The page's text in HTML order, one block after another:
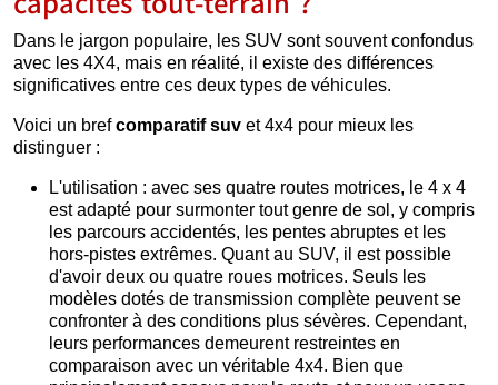
Dans le jargon populaire, les SUV sont souvent confondus
avec les 4X4, mais en réalité, il existe des différences
significatives entre ces deux types de véhicules.
Voici un brefcomparatif suv et 4x4 pour mieux les
distinguer :
L'utilisation : avec ses quatre routes motrices, le 4 x 4
est adapté pour surmonter tout genre de sol, y compris
les parcours accidentés, les pentes abruptes et les
hors-pistes extrêmes. Quant au SUV, il est possible
d'avoir deux ou quatre roues motrices. Seuls les
modèles dotés de transmission complète peuvent se
confronter à des conditions plus sévères. Cependant,
leurs performances demeurent restreintes en
comparaison avec un véritable 4x4. Bien que